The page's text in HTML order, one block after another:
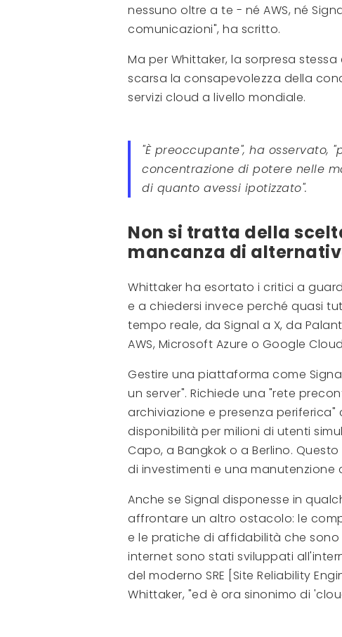
nessuno oltre a te - né AWS, né
comunicazioni", ha scritto.
Ma per Whittaker, la sorpresa
scarsa la consapevolezza della
servizi cloud a livello mondiale.
"È preoccupante", ha
concentrazione di potere nelle
di quanto avessi ipotizzato".
Non si tratta della
mancanza di
Whittaker ha esortato i critici a
e a chiedersi invece perché quasi
tempo reale, da Signal a X, da
AWS, Microsoft Azure o Google
Gestire una piattaforma come
un server". Richiede una "rete
archiviazione e presenza
disponibilità per milioni di utenti
Capo, a Bangkok o a Berlino.
di investimenti e una manutenzione
Anche se Signal disponesse in
affrontare un altro ostacolo: le
e le pratiche di affidabilità che
internet sono stati sviluppati
del moderno SRE [Site Reliability
Whittaker, "ed è ora sinonimo di